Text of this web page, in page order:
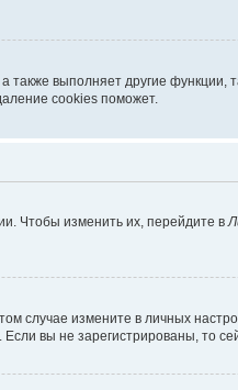
выполняет другие функции,
cookies поможет.
Чтобы изменить их, перейдите в
случае измените в личных
вы не зарегистрированы, то